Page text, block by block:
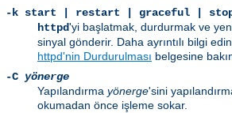
-k start | restart | graceful |
httpd'yi başlatmak, durdurmak ve
sinyal gönderir. Daha ayrıntılı bilgi
httpd'nin Durdurulması belgesine
-C yönerge
Yapılandırma yönerge'sini
okumadan önce işleme sokar.